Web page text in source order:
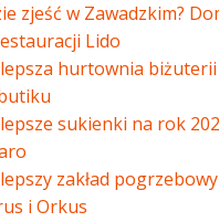
zjeść w Zawadzkim?
Lido
hurtownia
sukienki na rok
zakład
i Orkus